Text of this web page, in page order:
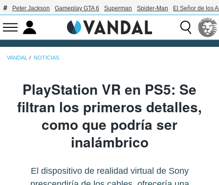
Peter Jackson Gameplay GTA 6 Superman Spider-Man El Señor de los
VANDAL NOTICIAS
PlayStation VR en PS5: Se
filtran los primeros detalles,
como que podría ser
inalámbrico
El dispositivo de realidad virtual de Sony